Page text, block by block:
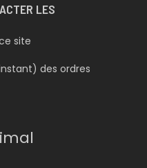
LES
site
des ordres